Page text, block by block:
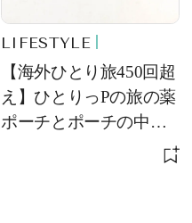
LIFESTYLE
【海外ひとり旅450回超
え】ひとりっPの旅の薬
ポーチとポーチの中身
を初公開！ 本当に使え